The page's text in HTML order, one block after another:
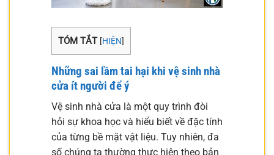
TÓM TẮT [HIỆN]
Những sai lầm tai hại khi vệ sinh nhà
cửa ít người để ý
Vệ sinh nhà cửa là một quy trình đòi
hỏi sự khoa học và hiểu biết về đặc tính
của từng bề mặt vật liệu. Tuy nhiên, đa
số chúng ta thường thực hiện theo bản